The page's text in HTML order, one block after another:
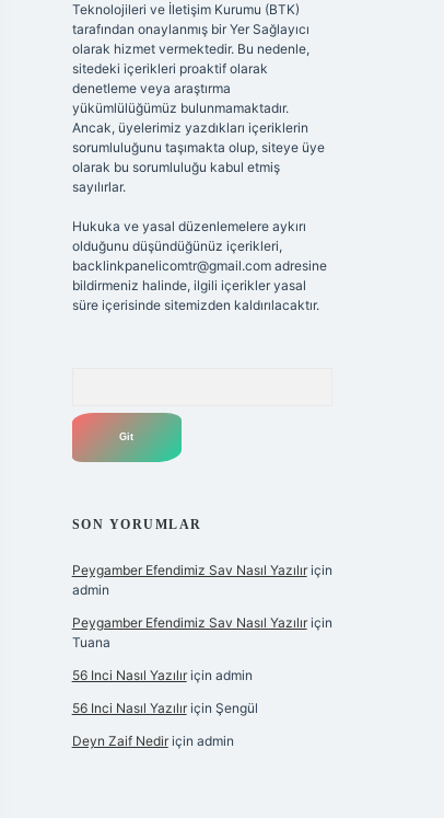
Teknolojileri ve İletişim Kurumu (BTK)
tarafından onaylanmış bir Yer Sağlayıcı
olarak hizmet vermektedir. Bu nedenle,
sitedeki içerikleri proaktif olarak
denetleme veya araştırma
yükümlülüğümüz bulunmamaktadır.
Ancak, üyelerimiz yazdıkları içeriklerin
sorumluluğunu taşımakta olup, siteye üye
olarak bu sorumluluğu kabul etmiş
sayılırlar.
Hukuka ve yasal düzenlemelere aykırı
olduğunu düşündüğünüz içerikleri,
backlinkpanelicomtr@gmail.comadresine
bildirmeniz halinde, ilgili içerikler yasal
süre içerisinde sitemizden kaldırılacaktır.
SON YORUMLAR
Peygamber Efendimiz Sav Nasıl Yazılıriçin
admin
Peygamber Efendimiz Sav Nasıl Yazılıriçin
Tuana
56 Inci Nasıl Yazılıriçin admin
56 Inci Nasıl Yazılıriçin Şengül
Deyn Zaif Nediriçin admin